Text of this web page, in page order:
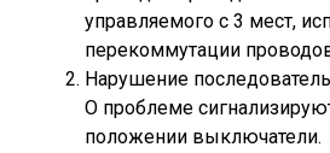
управляемого с 3 мест,
перекоммутации
Нарушение
О проблеме
положении выключатели.